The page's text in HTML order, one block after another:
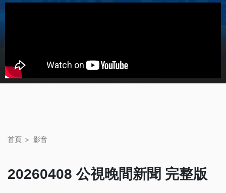
首頁 影音
20260408 公視晚間新聞 完整版